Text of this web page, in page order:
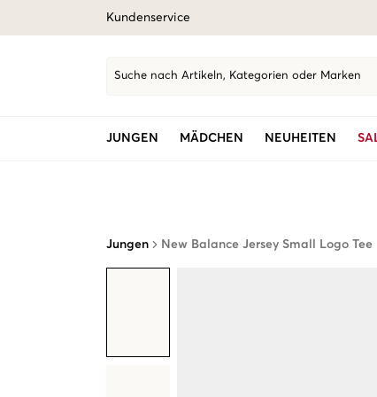
Kundenservice
Suche nach Artikeln, Kategorien oder Marken
JUNGEN MÄDCHEN NEUHEITEN
Jungen New Balance Jersey Small Logo Tee